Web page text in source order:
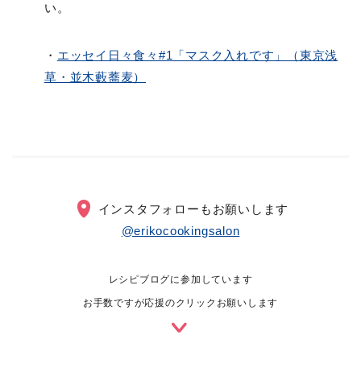
い。
・ エッセイ日々食々#1「マスク入れです」（東京浅
草・並木藪蕎麦）
インスタフォローもお願いします
@erikocookingsalon
レシピブログに参加しています
お手数ですが応援のクリックお願いします